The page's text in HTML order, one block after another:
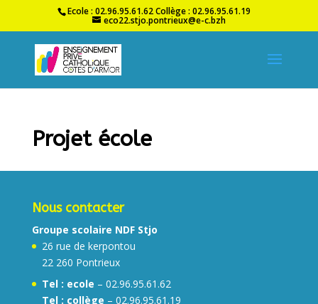
Ecole : 02.96.95.61.62 Collège : 02.96.95.61.19
eco22.stjo.pontrieux@e-c.bzh
Projet école
Nous contacter
Groupe scolaire NDF Stjo
26 rue de kerpontou
22 260 Pontrieux
Tel : ecole – 02.96.95.61.62
Tel : collège – 02.96.95.61.19